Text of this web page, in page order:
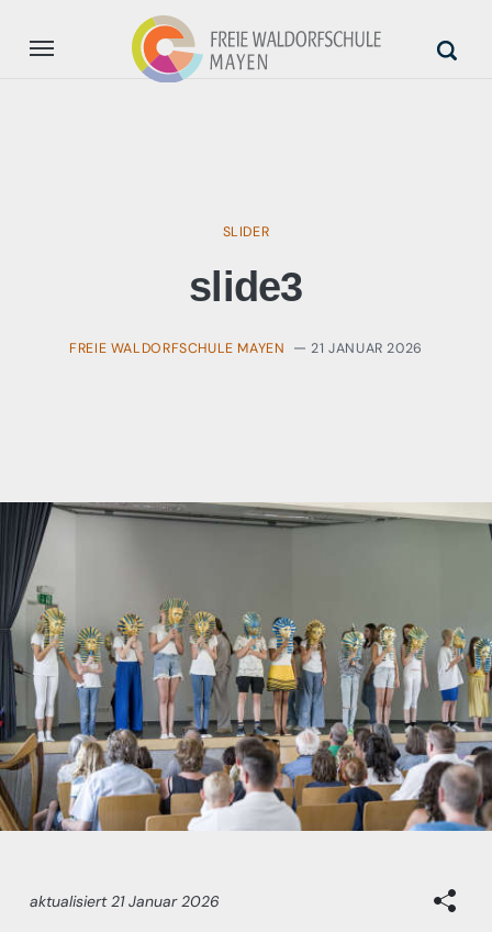
SLIDER
slide3
FREIE WALDORFSCHULE MAYEN 21 JANUAR 2026
aktualisiert21 Januar 2026
Anmeldung
Unterstützung